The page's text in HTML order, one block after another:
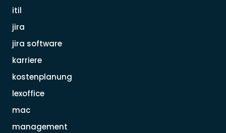
itil
jira
jira software
karriere
kostenplanung
lexoffice
mac
management